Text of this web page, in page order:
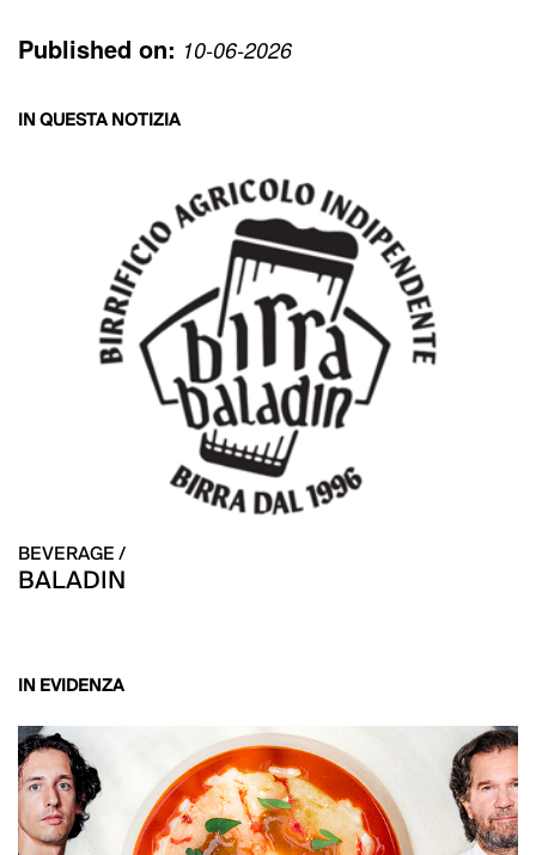
Published on: 10-06-2026
IN QUESTA NOTIZIA
BEVERAGE /
BALADIN
IN EVIDENZA